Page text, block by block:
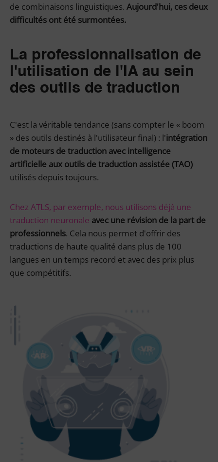
de combinaisons linguistiques. Aujourd'hui, ces deux
difficultés ont été surmontées.
La professionnalisation de
l'utilisation de l'IA au sein
des outils de traduction
C'est la véritable tendance (sans compter le « boom
» des outils destinés à l'utilisateur final) : l'intégration
de moteurs de traduction avec intelligence
artificielle aux outils de traduction assistée (TAO)
utilisés depuis toujours.
Chez ATLS, par exemple, nous utilisons déjà une
traduction neuronale avec une révision de la part de
professionnels. Cela nous permet d'offrir des
traductions de haute qualité dans plus de 100
langues en un temps record et avec des prix plus
que compétitifs.